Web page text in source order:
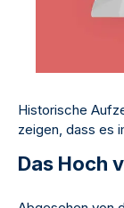
Historische
zeigen, dass es
Das Hoch